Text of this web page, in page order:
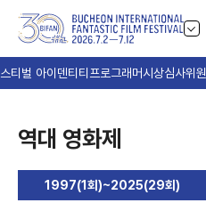
티벌 아이덴티티 프로그래머시상심사위원
역대 영화제
1997(1회)~2025(29회)